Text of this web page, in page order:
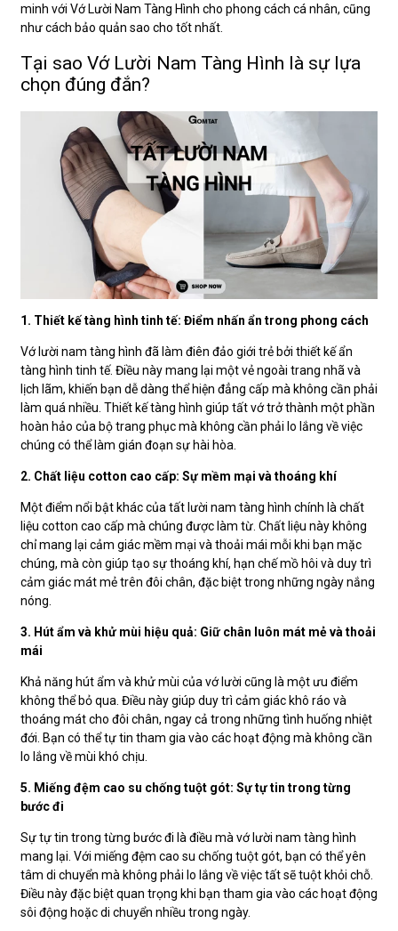
minh với Vớ Lười Nam Tàng Hình cho phong cách cá nhân, cũng
như cách bảo quản sao cho tốt nhất.
Tại sao Vớ Lười Nam Tàng Hình là sự lựa
chọn đúng đắn?
1. Thiết kế tàng hình tinh tế: Điểm nhấn ẩn trong phong cách
Vớ lười nam tàng hình đã làm điên đảo giới trẻ bởi thiết kế ẩn
tàng hình tinh tế. Điều này mang lại một vẻ ngoài trang nhã và
lịch lãm, khiến bạn dễ dàng thể hiện đẳng cấp mà không cần phải
làm quá nhiều. Thiết kế tàng hình giúp tất vớ trở thành một phần
hoàn hảo của bộ trang phục mà không cần phải lo lắng về việc
chúng có thể làm gián đoạn sự hài hòa.
2. Chất liệu cotton cao cấp: Sự mềm mại và thoáng khí
Một điểm nổi bật khác của tất lười nam tàng hình chính là chất
liệu cotton cao cấp mà chúng được làm từ. Chất liệu này không
chỉ mang lại cảm giác mềm mại và thoải mái mỗi khi bạn mặc
chúng, mà còn giúp tạo sự thoáng khí, hạn chế mồ hôi và duy trì
cảm giác mát mẻ trên đôi chân, đặc biệt trong những ngày nắng
nóng.
3. Hút ẩm và khử mùi hiệu quả: Giữ chân luôn mát mẻ và thoải
mái
Khả năng hút ẩm và khử mùi của vớ lười cũng là một ưu điểm
không thể bỏ qua. Điều này giúp duy trì cảm giác khô ráo và
thoáng mát cho đôi chân, ngay cả trong những tình huống nhiệt
đới. Bạn có thể tự tin tham gia vào các hoạt động mà không cần
lo lắng về mùi khó chịu.
5. Miếng đệm cao su chống tuột gót: Sự tự tin trong từng
bước đi
Sự tự tin trong từng bước đi là điều mà vớ lười nam tàng hình
mang lại. Với miếng đệm cao su chống tuột gót, bạn có thể yên
tâm di chuyển mà không phải lo lắng về việc tất sẽ tuột khỏi chỗ.
Điều này đặc biệt quan trọng khi bạn tham gia vào các hoạt động
sôi động hoặc di chuyển nhiều trong ngày.